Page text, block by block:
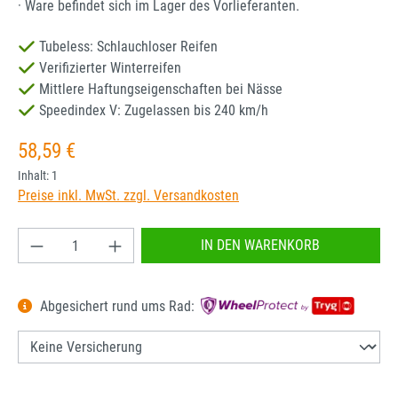
· Ware befindet sich im Lager des Vorlieferanten.
Tubeless: Schlauchloser Reifen
Verifizierter Winterreifen
Mittlere Haftungseigenschaften bei Nässe
Speedindex V: Zugelassen bis 240 km/h
Regulärer Preis:
58,59 €
Inhalt: 1
Preise inkl. MwSt. zzgl. Versandkosten
Produkt Anzahl: Gib den gewünschten Wert
IN DEN WARENKORB
Abgesichert rund ums Rad: